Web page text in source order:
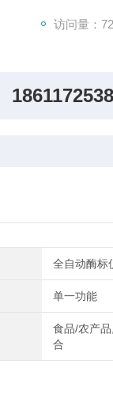
访问量：
全自动酶标
单一功能
食品/农产
合